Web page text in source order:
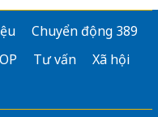
Chuyển động 389
Tư vấn
Xã hội